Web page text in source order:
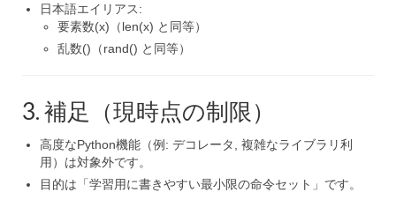
日本語エイリアス:
要素数(x) （len(x) と同等）
乱数() （rand() と同等）
3. 補足（現時点の制限）
高度なPython機能（例: デコレータ, 複雑なライブラリ利
用）は対象外です。
目的は「学習用に書きやすい最小限の命令セット」です。